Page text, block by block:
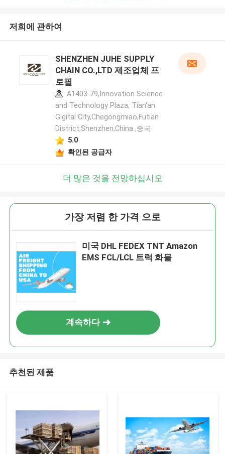
저희에 관하여
SHENZHEN JUHE SUPPLY
CHAIN CO.,LTD 제조업체 프
로필
A1403-79,Innovation Science
and Technology Plaza, Tian'an
Gigital City,Chegongmiao,Futian
District,Shenzhen,China ,중국
5.0
확인된 공급자
더 많은 것을 전망하십시오
가장 저렴 한 가격 으로
미국 DHL FEDEX TNT Amazon
EMS FCL/LCL 트럭 화물
계속하다
추천된 제품